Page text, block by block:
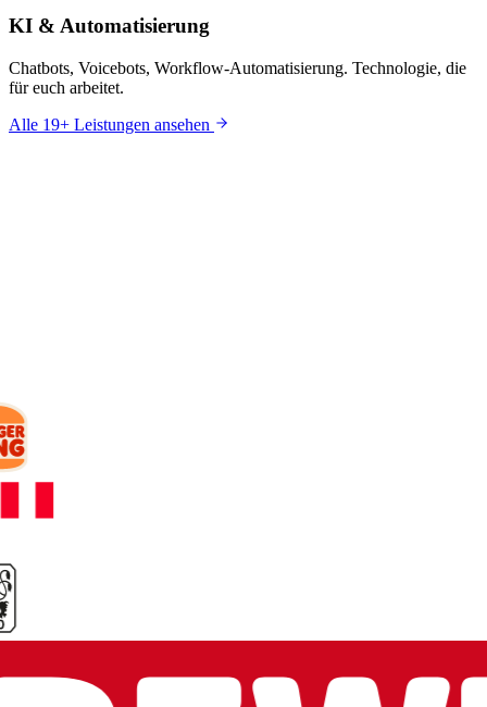
KI & Automatisierung
Chatbots, Voicebots, Workflow-Automatisierung. Technologie, die
für euch arbeitet.
Alle 19+ Leistungen ansehen